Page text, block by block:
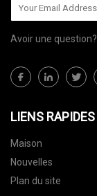
Avoir une question?
LIENS RAPIDES
Maison
Nouvelles
Plan du site